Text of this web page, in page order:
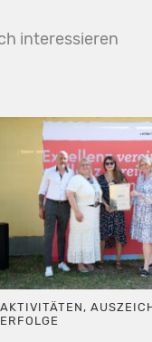
interessieren
AKTIVITÄTEN,
ERFOLGE